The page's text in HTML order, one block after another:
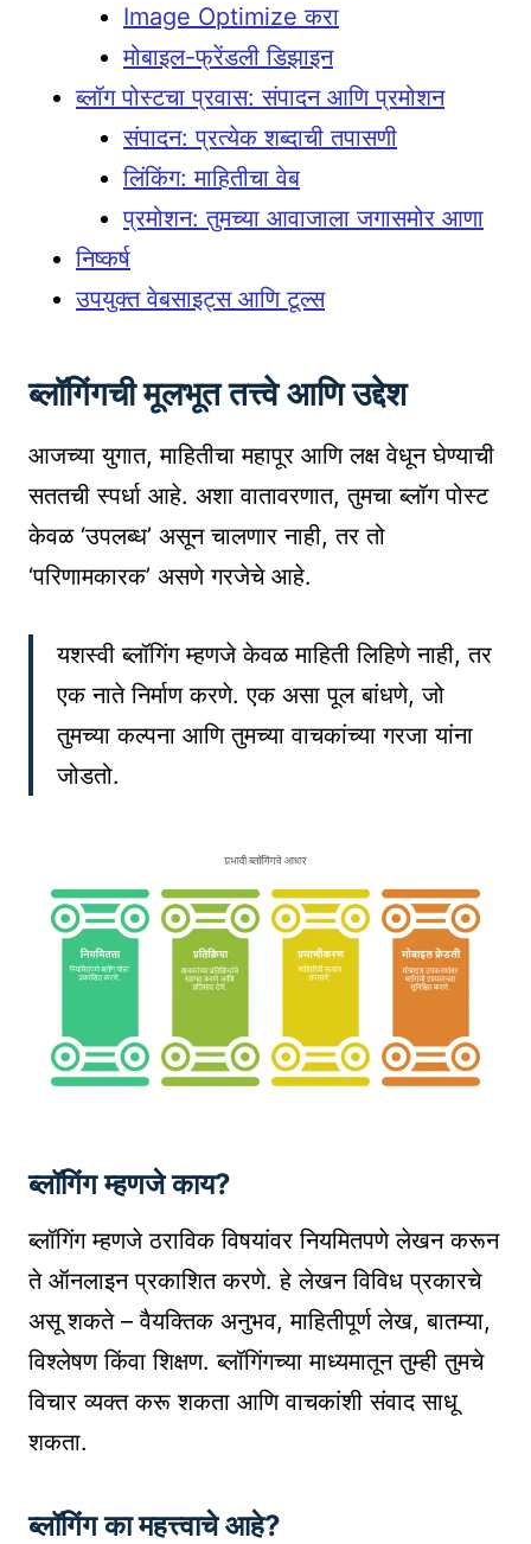
Image Optimize करा
मोबाइल-फ्रेंडली डिझाइन
ब्लॉग पोस्टचा प्रवास: संपादन आणि प्रमोशन
संपादन: प्रत्येक शब्दाची तपासणी
लिंकिंग: माहितीचा वेब
प्रमोशन: तुमच्या आवाजाला जगासमोर आणा
निष्कर्ष
उपयुक्त वेबसाइट्स आणि टूल्स
ब्लॉगिंगची मूलभूत तत्त्वे आणि उद्देश
आजच्या युगात, माहितीचा महापूर आणि लक्ष वेधून घेण्याची
सततची स्पर्धा आहे. अशा वातावरणात, तुमचा ब्लॉग पोस्ट
केवळ ‘उपलब्ध’ असून चालणार नाही, तर तो
‘परिणामकारक’ असणे गरजेचे आहे.
यशस्वी ब्लॉगिंग म्हणजे केवळ माहिती लिहिणे नाही, तर
एक नाते निर्माण करणे. एक असा पूल बांधणे, जो
तुमच्या कल्पना आणि तुमच्या वाचकांच्या गरजा यांना
जोडतो.
ब्लॉगिंग म्हणजे काय?
ब्लॉगिंग म्हणजे ठराविक विषयांवर नियमितपणे लेखन करून
ते ऑनलाइन प्रकाशित करणे. हे लेखन विविध प्रकारचे
असू शकते – वैयक्तिक अनुभव, माहितीपूर्ण लेख, बातम्या,
विश्लेषण किंवा शिक्षण. ब्लॉगिंगच्या माध्यमातून तुम्ही तुमचे
विचार व्यक्त करू शकता आणि वाचकांशी संवाद साधू
शकता.
ब्लॉगिंग का महत्त्वाचे आहे?